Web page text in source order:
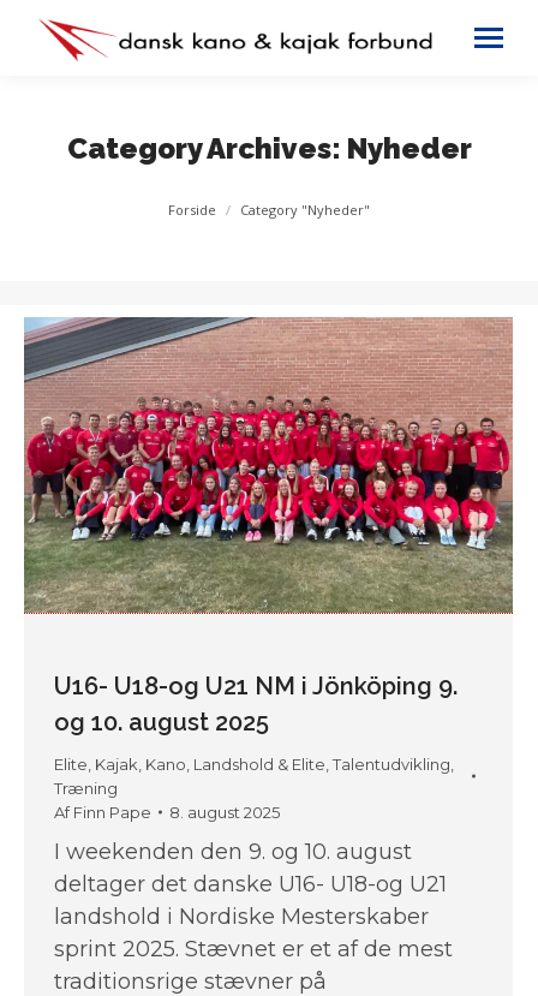
Category Archives: Nyheder
You are here:
Forside Category "Nyheder"
U16- U18-og U21 NM i Jönköping 9.
og 10. august 2025
Elite Kajak Kano Landshold & Elite ,Talentudvikling
Træning
AfFinn Pape 8. august 2025
I weekenden den 9. og 10. august
deltager det danske U16- U18-og U21
landshold i Nordiske Mesterskaber
sprint 2025. Stævnet er et af de mest
traditionsrige stævner på